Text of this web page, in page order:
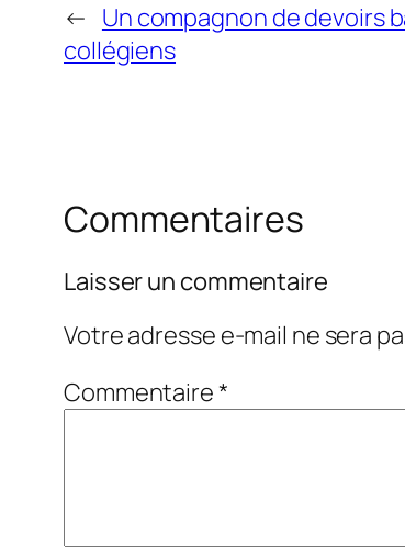
← Un compagnon de devoirs
collégiens
Commentaires
Laisser un commentaire
Votre adresse e-mail ne sera
Commentaire*